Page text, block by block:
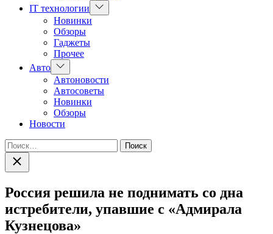
IT технологии
Показать
подменю
Новинки
Обзоры
Гаджеты
Прочее
Авто Показать
подменю
Автоновости
Автосоветы
Новинки
Обзоры
Новости
Найти:
Закрыть
поиск
Россия решила не поднимать со дна
истребители, упавшие с «Адмирала
Кузнецова»